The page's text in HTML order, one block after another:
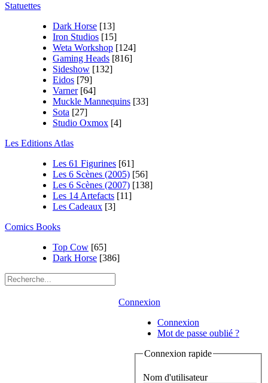
Statuettes
Dark Horse [13]
Iron Studios [15]
Weta Workshop [124]
Gaming Heads [816]
Sideshow [132]
Eidos [79]
Varner [64]
Muckle Mannequins [33]
Sota [27]
Studio Oxmox [4]
Les Editions Atlas
Les 61 Figurines [61]
Les 6 Scènes (2005) [56]
Les 6 Scènes (2007) [138]
Les 14 Artefacts [11]
Les Cadeaux [3]
Comics Books
Top Cow [65]
Dark Horse [386]
Connexion
Connexion
Mot de passe oublié ?
Connexion rapide
Nom d'utilisateur